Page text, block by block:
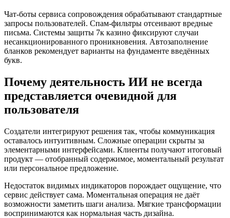
Чат-боты сервиса сопровождения обрабатывают стандартные
запросы пользователей. Спам-фильтры отсеивают вредные
письма. Системы защиты 7к казино фиксируют случаи
несанкционированного проникновения. Автозаполнение
бланков рекомендует варианты на фундаменте введённых
букв.
Почему деятельность ИИ не всегда
представляется очевидной для
пользователя
Создатели интегрируют решения так, чтобы коммуникация
оставалось интуитивным. Сложные операции скрыты за
элементарными интерфейсами. Клиенты получают итоговый
продукт — отобранный содержимое, моментальный результат
или персональное предложение.
Недостаток видимых индикаторов порождает ощущение, что
сервис действует сама. Моментальная операция не даёт
возможности заметить шаги анализа. Мягкие трансформации
воспринимаются как нормальная часть дизайна.